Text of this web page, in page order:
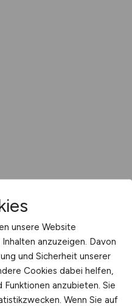
unsere Website
anzuzeigen. Davon
und Sicherheit unserer
Cookies dabei helfen,
anzubieten. Sie
Wenn Sie auf